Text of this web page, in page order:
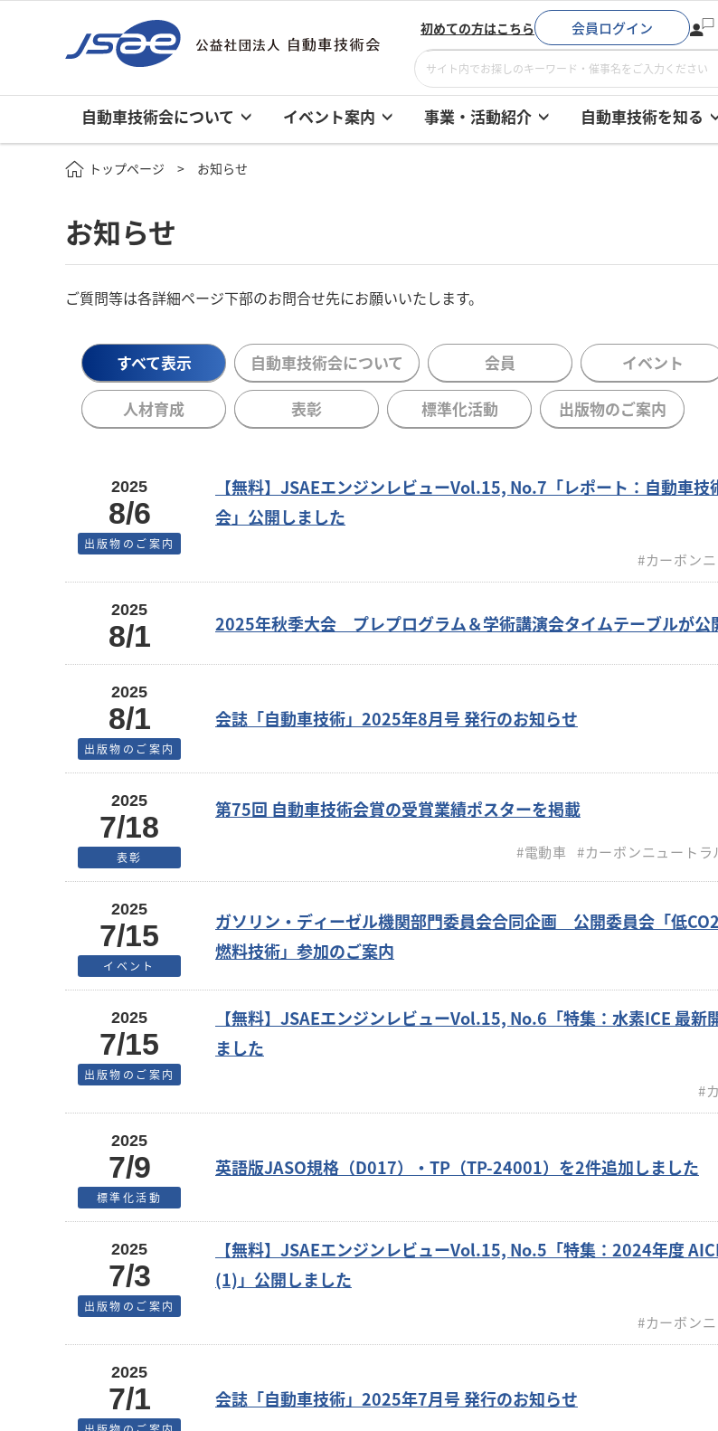
初めての方はこちら 会員ログイン
自動車技術会について イベント案内 事業・活動紹介 自動車技術を知る
トップページ お知らせ
お知らせ
ご質問等は各詳細ページ下部のお問合せ先にお願いいたします。
すべて表示 自動車技術会について 会員 イベント
人材育成 表彰 標準化活動 出版物のご案内
【無料】JSAEエンジンレビューVol.15, No.7「レポート：自動車
会」公開しました
#カーボン
2025
8/6
出版物のご案内
2025年秋季大会 プレプログラム＆学術講演会タイムテーブルが公
2025
8/1
会誌「自動車技術」2025年8月号 発行のお知らせ
2025
8/1
出版物のご案内
第75回 自動車技術会賞の受賞業績ポスターを掲載
#電動車 #カーボンニュートラ
2025
7/18
表彰
ガソリン・ディーゼル機関部門委員会合同企画 公開委員会「低
燃料技術」参加のご案内
2025
7/15
イベント
【無料】JSAEエンジンレビューVol.15, No.6「特集：水素ICE 最新
ました
#
2025
7/15
出版物のご案内
英語版JASO規格（D017）・TP（TP-24001）を2件追加しました
2025
7/9
標準化活動
【無料】JSAEエンジンレビューVol.15, No.5「特集：2024年度
(1)」公開しました
#カーボン
2025
7/3
出版物のご案内
会誌「自動車技術」2025年7月号 発行のお知らせ
2025
7/1